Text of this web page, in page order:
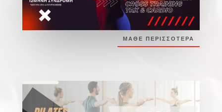
ΜΑΘΕ ΠΕΡΙΣΣΟΤΕΡΑ